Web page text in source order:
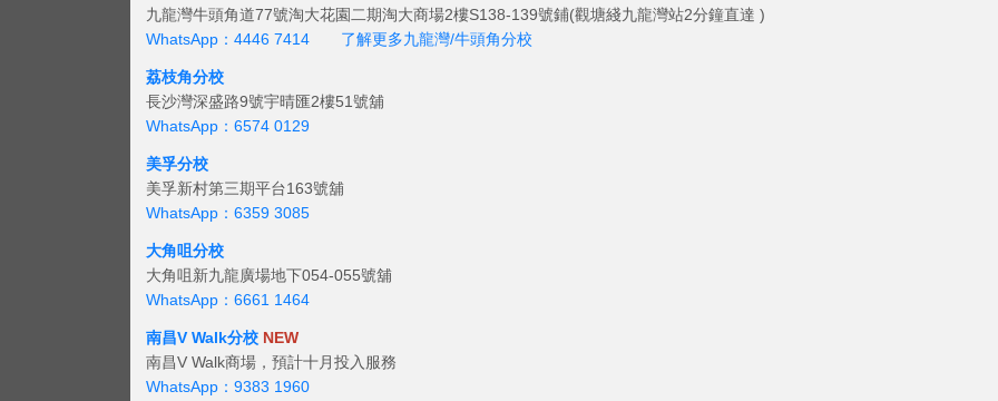
九龍灣牛頭角道77號淘大花園二期淘大商場2樓S138-139號鋪(觀塘綫九龍灣站2分鐘直達 )
WhatsApp：4446 7414
了解更多九龍灣/牛頭角分校
荔枝角分校
長沙灣深盛路9號宇晴匯2樓51號舖
WhatsApp：6574 0129
美孚分校
美孚新村第三期平台163號舖
WhatsApp：6359 3085
大角咀分校
大角咀新九龍廣場地下054-055號舖
WhatsApp：6661 1464
南昌V Walk分校 NEW
南昌V Walk商場，預計十月投入服務
WhatsApp：9383 1960